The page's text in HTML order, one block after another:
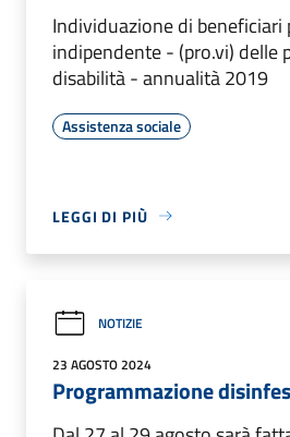
Individuazione di
indipendente - (pro.vi) delle
disabilità - annualità 2019
Assistenza sociale
LEGGI DI PIÙ
NOTIZIE
23 AGOSTO 2024
Programmazione